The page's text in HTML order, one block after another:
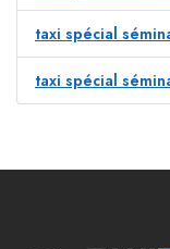
taxi spécial
taxi spécial